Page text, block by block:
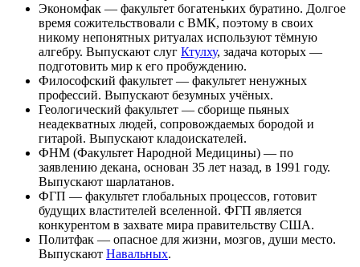
Экономфак — факультет богатеньких буратино. Долгое
время сожительствовали с ВМК, поэтому в своих
никому непонятных ритуалах используют тёмную
алгебру. Выпускают слуг Ктулху, задача которых —
подготовить мир к его пробуждению.
Философский факультет — факультет ненужных
профессий. Выпускают безумных учёных.
Геологический факультет — сборище пьяных
неадекватных людей, сопровождаемых бородой и
гитарой. Выпускают кладоискателей.
ФНМ (Факультет Народной Медицины) — по
заявлению декана, основан 35 лет назад, в 1991 году.
Выпускают шарлатанов.
ФГП — факультет глобальных процессов, готовит
будущих властителей вселенной. ФГП является
конкурентом в захвате мира правительству США.
Политфак — опасное для жизни, мозгов, души место.
Выпускают Навальных.